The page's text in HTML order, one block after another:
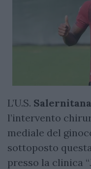
L’U.S. Salernitana
l’intervento
mediale del
sottoposto
presso la clinica